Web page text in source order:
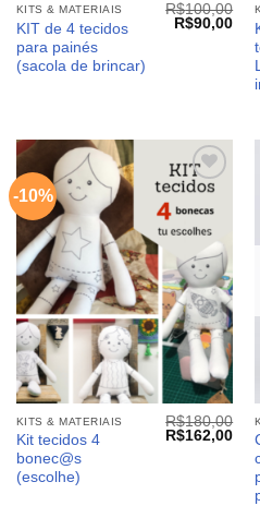
KITS & MATERIAIS
KIT de 4 tecidos
para painés
(sacola de brincar)
R$100,00
O
R$90,00O
-10%
Adicionar
aos
meus
desejos
KITS & MATERIAIS
Kit tecidos 4
bonec@s
(escolhe)
R$180,00
O
R$162,00O